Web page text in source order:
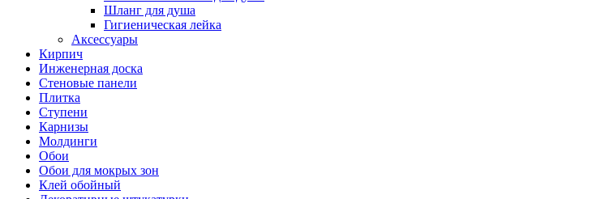
Шланг для душа
Гигиеническая лейка
Аксессуары
Кирпич
Инженерная доска
Стеновые панели
Плитка
Ступени
Карнизы
Молдинги
Обои
Обои для мокрых зон
Клей обойный